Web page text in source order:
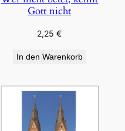
Gott nicht
2,25€
In den Warenkorb